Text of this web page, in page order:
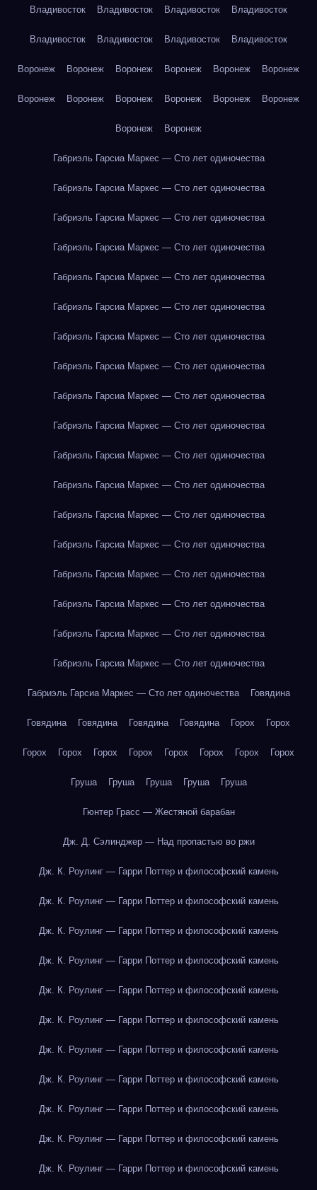
Владивосток Владивосток Владивосток Владивосток
Владивосток Владивосток Владивосток Владивосток
Воронеж Воронеж Воронеж Воронеж Воронеж Воронеж
Воронеж Воронеж Воронеж Воронеж Воронеж Воронеж
Воронеж Воронеж
Габриэль Гарсиа Маркес — Сто лет одиночества
Габриэль Гарсиа Маркес — Сто лет одиночества
Габриэль Гарсиа Маркес — Сто лет одиночества
Габриэль Гарсиа Маркес — Сто лет одиночества
Габриэль Гарсиа Маркес — Сто лет одиночества
Габриэль Гарсиа Маркес — Сто лет одиночества
Габриэль Гарсиа Маркес — Сто лет одиночества
Габриэль Гарсиа Маркес — Сто лет одиночества
Габриэль Гарсиа Маркес — Сто лет одиночества
Габриэль Гарсиа Маркес — Сто лет одиночества
Габриэль Гарсиа Маркес — Сто лет одиночества
Габриэль Гарсиа Маркес — Сто лет одиночества
Габриэль Гарсиа Маркес — Сто лет одиночества
Габриэль Гарсиа Маркес — Сто лет одиночества
Габриэль Гарсиа Маркес — Сто лет одиночества
Габриэль Гарсиа Маркес — Сто лет одиночества
Габриэль Гарсиа Маркес — Сто лет одиночества
Габриэль Гарсиа Маркес — Сто лет одиночества
Габриэль Гарсиа Маркес — Сто лет одиночества Говядина
Говядина Говядина Говядина Говядина Горох Горох
Горох Горох Горох Горох Горох Горох Горох Горох
Груша Груша Груша Груша Груша
Гюнтер Грасс — Жестяной барабан
Дж. Д. Сэлинджер — Над пропастью во ржи
Дж. К. Роулинг — Гарри Поттер и философский камень
Дж. К. Роулинг — Гарри Поттер и философский камень
Дж. К. Роулинг — Гарри Поттер и философский камень
Дж. К. Роулинг — Гарри Поттер и философский камень
Дж. К. Роулинг — Гарри Поттер и философский камень
Дж. К. Роулинг — Гарри Поттер и философский камень
Дж. К. Роулинг — Гарри Поттер и философский камень
Дж. К. Роулинг — Гарри Поттер и философский камень
Дж. К. Роулинг — Гарри Поттер и философский камень
Дж. К. Роулинг — Гарри Поттер и философский камень
Дж. К. Роулинг — Гарри Поттер и философский камень